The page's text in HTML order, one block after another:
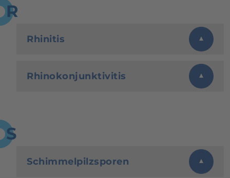
R
Rhinitis
Rhinokonjunktivitis
S
Schimmelpilzsporen